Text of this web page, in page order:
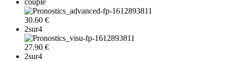
30.60 €
2sur4
27.90 €
2sur4